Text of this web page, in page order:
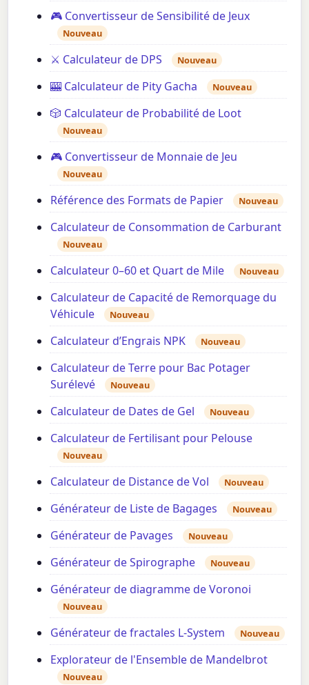
🎮 Convertisseur de Sensibilité de Jeux
Nouveau
⚔️ Calculateur de DPS Nouveau
🎰 Calculateur de Pity Gacha Nouveau
🎲 Calculateur de Probabilité de Loot
Nouveau
🎮 Convertisseur de Monnaie de Jeu
Nouveau
Référence des Formats de Papier Nouveau
Calculateur de Consommation de Carburant
Nouveau
Calculateur 0–60 et Quart de Mile Nouveau
Calculateur de Capacité de Remorquage du
Véhicule
Nouveau
Calculateur d’Engrais NPK Nouveau
Calculateur de Terre pour Bac Potager
Surélevé
Nouveau
Calculateur de Dates de Gel Nouveau
Calculateur de Fertilisant pour Pelouse
Nouveau
Calculateur de Distance de Vol Nouveau
Générateur de Liste de Bagages Nouveau
Générateur de Pavages Nouveau
Générateur de Spirographe Nouveau
Générateur de diagramme de Voronoi
Nouveau
Générateur de fractales L-System Nouveau
Explorateur de l'Ensemble de Mandelbrot
Nouveau